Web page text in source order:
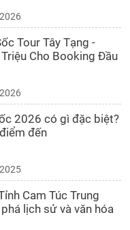
Tour Tây Tạng -
Cho Booking Đầu
2026 có gì đặc biệt?
đến
Cam Túc Trung
lịch sử và văn hóa